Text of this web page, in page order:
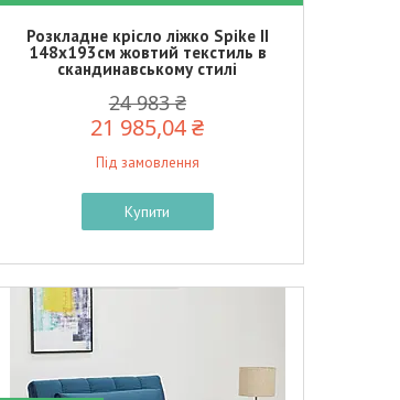
Розкладне крісло ліжко Spike II
148х193см жовтий текстиль в
скандинавському стилі
24 983 ₴
21 985,04 ₴
Під замовлення
Купити